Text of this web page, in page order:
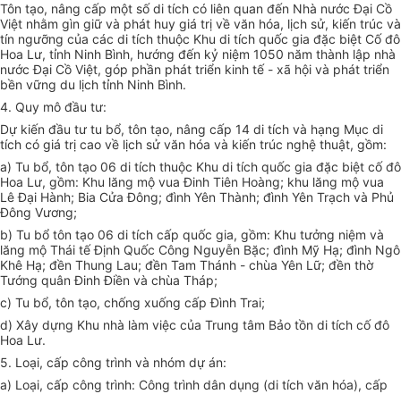
Tôn tạo, nâng cấp một số di tích có liên quan đến Nhà nước Đại Cồ
Việt nhằm gìn giữ và phát huy giá trị về văn hóa, lịch sử, kiến trúc và
tín ngưỡng của các di tích thuộc Khu di tích quốc gia đặc biệt Cốđô
Hoa Lư, tỉnh Ninh Bình, hướng đến kỷ niệm 1050 năm thành lập nhà
nước Đại Cồ Việt, góp phần phát triển kinh tế - xã hội và phát triển
bền vững du lịch tỉnh Ninh Bình.
4. Quy mô đầu tư:
Dự kiến đầu tư tu bổ, tôn tạo, nâng cấp 14 di tích và hạng Mục di
tích có giá trị cao về lịch sử văn hóa và kiến trúc nghệ thuật, gồm:
a) Tu bổ, tôn tạo 06 di tích thuộc Khu di tích quốc gia đặc biệt cố đô
Hoa Lư, gồm: Khu lăng mộ vua Đinh Tiên Hoàng; khu lăng mộ vua
Lê Đại Hành; Bia Cửa Đông; đình Yên Thành; đình Yên Trạch và Phủ
Đông Vương;
b) Tu bổ tôn tạo 06 di tích cấp quốc gia, gồm: Khu tưởng niệm và
lăng mộ Thái tế Định Quốc Công Nguyễn Bặc; đình Mỹ Hạ; đình Ngô
Khê Hạ; đền Thung Lau; đền Tam Thánh - chùa Yên Lữ; đền thờ
Tướng quân Đinh Điền và chùa Tháp;
c) Tu bổ, tôn tạo, chống xuống cấp Đình Trai;
d) Xây dựng Khu nhà làm việc của Trung tâm Bảo tồn di tích cố đô
Hoa Lư.
5. Loại, cấp công trình và nhóm dự án:
a) Loại, cấp công trình: Công trình dân dụng (di tích văn hóa), cấp